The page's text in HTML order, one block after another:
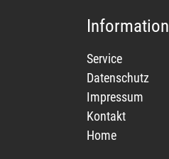
Information
Service
Datenschutz
Impressum
Kontakt
Home